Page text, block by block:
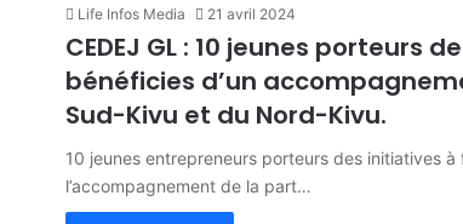
Life Infos Media 21 avril 2024
CEDEJ GL : 10 jeunes
bénéficies d’un
Sud-Kivu et du Nord-Kivu.
10 jeunes entrepreneurs porteurs des initiatives
l’accompagnement de la part…